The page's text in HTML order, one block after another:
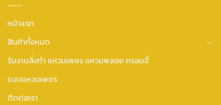
หน้าแรก
สินค้าทั้งหมด
รับงานสั่งทำ แหวนเพชร แหวนพลอย กรอบจี้
แบบแหวนเพชร
ติดต่อเรา